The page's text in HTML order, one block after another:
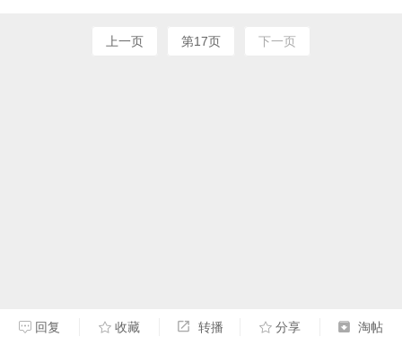
上一页 第17页 下一页
回复 收藏 转播 分享 淘帖